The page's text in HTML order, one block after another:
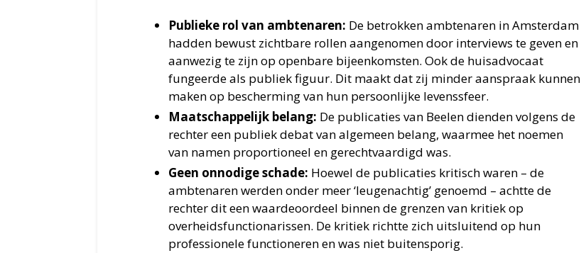
Publieke rol van ambtenaren: De betrokken ambtenaren in Amsterdam
hadden bewust zichtbare rollen aangenomen door interviews te geven en
aanwezig te zijn op openbare bijeenkomsten. Ook de huisadvocaat
fungeerde als publiek figuur. Dit maakt dat zij minder aanspraak kunnen
maken op bescherming van hun persoonlijke levenssfeer.
Maatschappelijk belang: De publicaties van Beelen dienden volgens de
rechter een publiek debat van algemeen belang, waarmee het noemen
van namen proportioneel en gerechtvaardigd was.
Geen onnodige schade: Hoewel de publicaties kritisch waren – de
ambtenaren werden onder meer ‘leugenachtig’ genoemd – achtte de
rechter dit een waardeoordeel binnen de grenzen van kritiek op
overheidsfunctionarissen. De kritiek richtte zich uitsluitend op hun
professionele functioneren en was niet buitensporig.